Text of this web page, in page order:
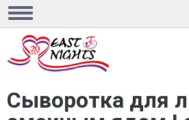
Сыворотка для